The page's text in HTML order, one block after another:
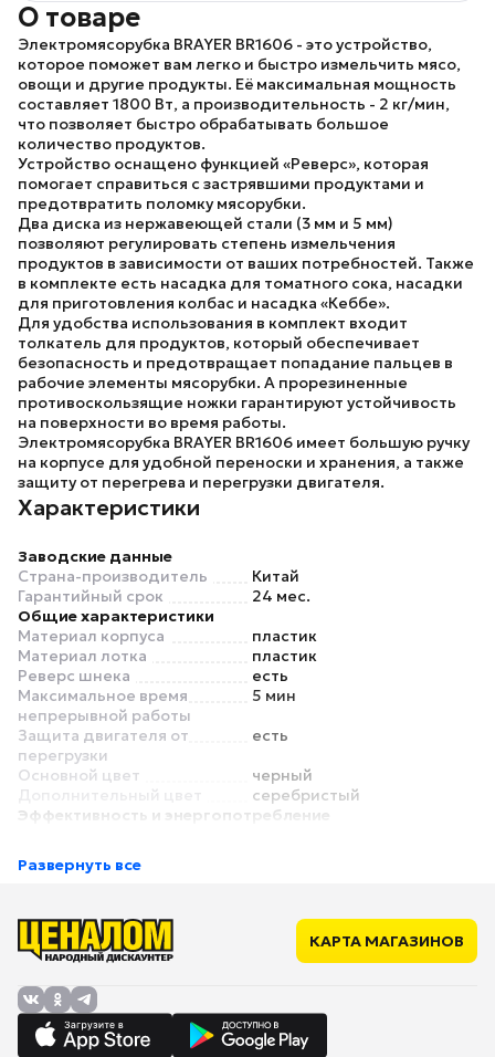
О товаре
Электромясорубка BRAYER BR1606 - это устройство,
которое поможет вам легко и быстро измельчить мясо,
овощи и другие продукты. Её максимальная мощность
составляет 1800 Вт, а производительность - 2 кг/мин,
что позволяет быстро обрабатывать большое
количество продуктов.
Устройство оснащено функцией «Реверс», которая
помогает справиться с застрявшими продуктами и
предотвратить поломку мясорубки.
Два диска из нержавеющей стали (3 мм и 5 мм)
позволяют регулировать степень измельчения
продуктов в зависимости от ваших потребностей. Также
в комплекте есть насадка для томатного сока, насадки
для приготовления колбас и насадка «Кеббе».
Для удобства использования в комплект входит
толкатель для продуктов, который обеспечивает
безопасность и предотвращает попадание пальцев в
рабочие элементы мясорубки. А прорезиненные
противоскользящие ножки гарантируют устойчивость
на поверхности во время работы.
Электромясорубка BRAYER BR1606 имеет большую ручку
на корпусе для удобной переноски и хранения, а также
защиту от перегрева и перегрузки двигателя.
Характеристики
Заводские данные
Страна-производитель
Китай
Гарантийный срок
24 мес.
Общие характеристики
Материал корпуса
пластик
Материал лотка
пластик
Реверс шнека
есть
Максимальное время
непрерывной работы
5 мин
Защита двигателя от
перегрузки
есть
Основной цвет
черный
Дополнительный цвет
серебристый
Эффективность и энергопотребление
Производительность
Количество
перфорированных дисков
для фарша
дисков для фарша
Количество насадок
5
Насадка для шинковки
нет
Развернуть все
КАРТА МАГАЗИНОВ